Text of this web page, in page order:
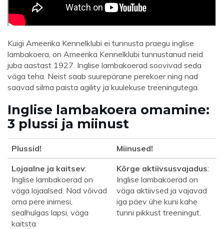
Kuigi Ameerika Kennelklubi ei tunnusta praegu inglise
lambakoera, on Ameerika Kennelklubi tunnustanud neid
juba aastast 1927. Inglise lambakoerad soovivad seda
väga teha. Neist saab suurepärane perekoer ning nad
saavad silma paista agility ja kuulekuse treeningutega.
Inglise lambakoera omamine:
3 plussi ja miinust
Plussid!
Miinused!
Lojaalne ja kaitsev:
Inglise lambakoerad on
väga lojaalsed. Nad võivad
oma pere inimesi,
sealhulgas lapsi, väga
kaitsta.
Kõrge aktiivsusvajadus:
Inglise lambakoerad on
väga aktiivsed ja vajavad
iga päev ühe kuni kahe
tunni pikkust treeningut.